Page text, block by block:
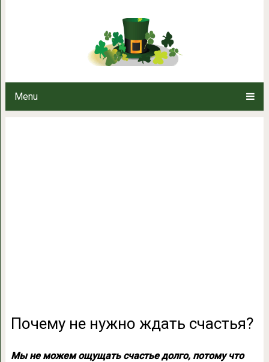
Menu
Почему не нужно ждать счастья?
Мы не можем ощущать счастье долго, потому что